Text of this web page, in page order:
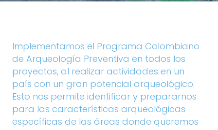
Implementamos el Programa Colombiano
de Arqueología Preventiva en todos los
proyectos, al realizar actividades en un
país con un gran potencial arqueológico.
Esto nos permite identificar y prepararnos
para las características arqueológicas
específicas de las áreas donde queremos